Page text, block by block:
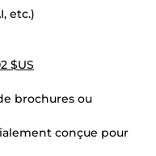
etc.)
$US
brochures ou
conçue pour